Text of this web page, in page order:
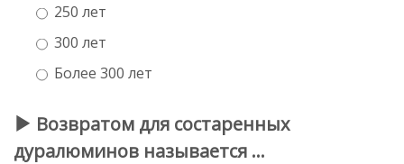
250 лет
300 лет
Более 300 лет
Возвратом для состаренных
дуралюминов называется …